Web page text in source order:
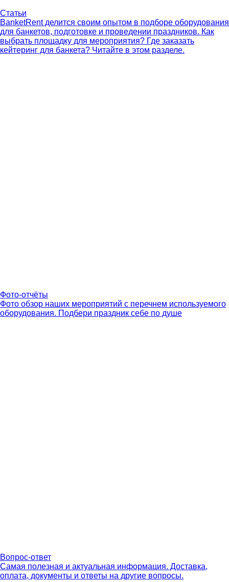
Статьи
BanketRent делится своим опытом в подборе оборудования
для банкетов, подготовке и проведении праздников. Как
выбрать площадку для мероприятия? Где заказать
кейтеринг для банкета? Читайте в этом разделе.
Фото-отчёты
Фото обзор наших мероприятий с перечнем используемого
оборудования. Подбери праздник себе по душе
Вопрос-ответ
Самая полезная и актуальная информация. Доставка,
оплата, документы и ответы на другие вопросы.